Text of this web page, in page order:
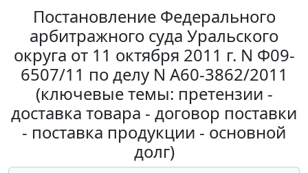
Постановление Федерального
арбитражного суда Уральского
округа от 11 октября 2011 г. N Ф09-
6507/11 по делу N А60-3862/2011
(ключевые темы: претензии -
доставка товара - договор поставки
- поставка продукции - основной
долг)